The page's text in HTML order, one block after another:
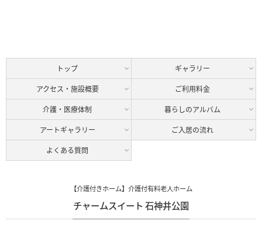
トップ
ギャラリー
アクセス・施設概要
ご利用料金
介護・医療体制
暮らしのアルバム
アートギャラリー
ご入居の流れ
よくある質問
【介護付きホーム】介護付有料老人ホーム
チャームスイート 石神井公園